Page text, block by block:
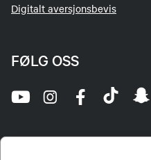
Digitalt aversjonsbevis
FØLG OSS